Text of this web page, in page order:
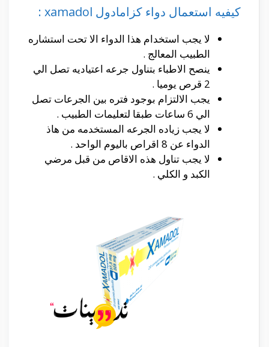
كيفيه استعمال دواء كزامادول xamadol :
لا يجب استخدام هذا الدواء الا تحت استشاره
الطبيب المعالج .
ينصح الاطباء بتناول جرعه اعتياديه تصل الي
2 قرص يوميا .
يجب الالتزام بوجود فتره بين الجرعات تصل
الي 6 ساعات طبقا لتعليمات الطبيب .
لا يجب زياده الجرعه المستخدمه من هاذ
الدواء عن 8 اقراص باليوم الواحد .
لا يجب تناول هذه الاقاص من قبل مرضي
الكبد و الكلي .